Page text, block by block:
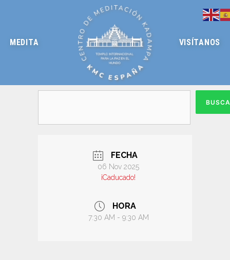
MEDITA VISÍTANOS
FECHA
06 Nov 2025
¡Caducado!
HORA
7:30 AM - 9:30 AM